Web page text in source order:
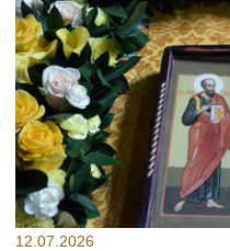
12.07.2026